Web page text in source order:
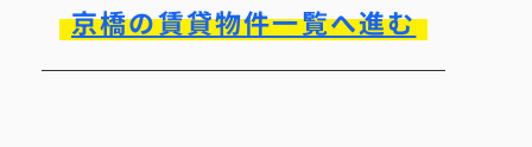
京橋の賃貸物件一覧へ進む